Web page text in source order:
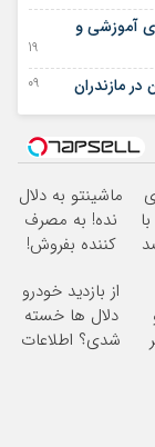
آموزشی و
19 آگوست 2025
در مازندران 09 آگوست 2025
ماشینتو به دلال
نده! به مصرف
کننده بفروش!
یک تماس
از بازدید خودرو
دلال ها خسته
شدی؟ اطلاعات